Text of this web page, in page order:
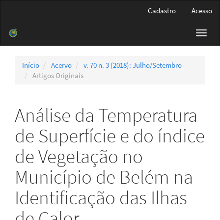
Barra
Cadastro Acesso
Início Acervo
v. 70 n. 3 (2018): Julho/Setembro
Artigos Originais
Análise da Temperatura
de Superfície e do índice
de Vegetação no
Município de Belém na
Identificação das Ilhas